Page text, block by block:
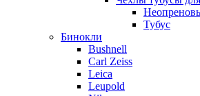
Тубус
Бинокли
Bushnell
Carl Zeiss
Leica
Leupold